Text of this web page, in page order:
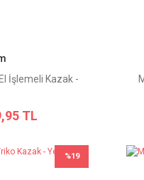
İşlemeli Kazak -
TL
%19